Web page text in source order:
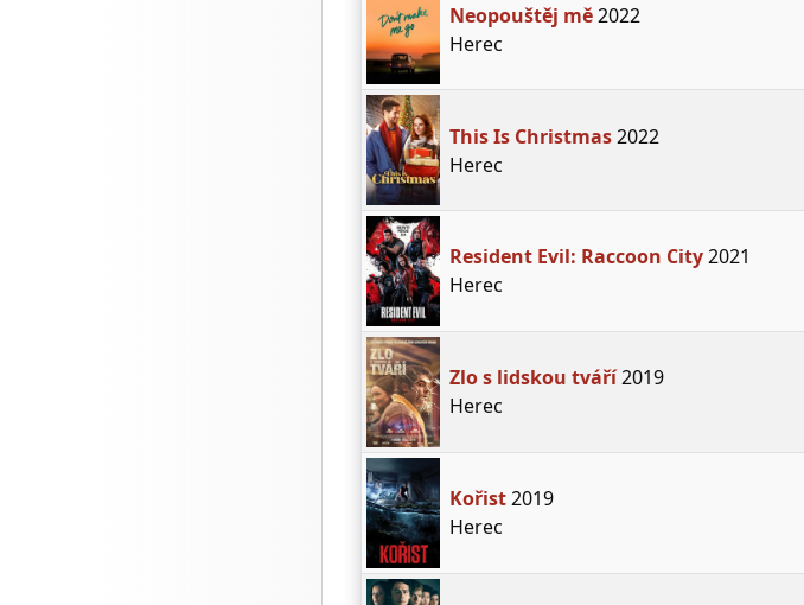
Neopouštěj mě2022
Herec
This Is Christmas2022
Herec
Resident Evil: Raccoon City2021
Herec
Zlo s lidskou tváří2019
Herec
Kořist2019
Herec